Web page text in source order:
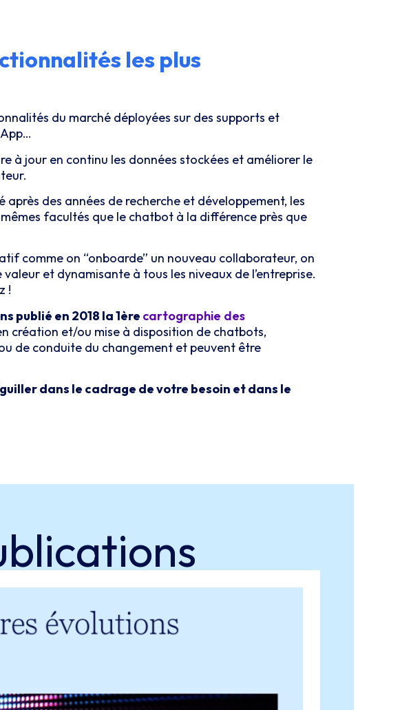
les plus
du marché déployées sur des supports et
à jour en continu les données stockées et améliorer le
après des années de recherche et développement, les
facultés que le chatbot à la différence près que
comme on “onboarde” un nouveau collaborateur, on
et dynamisante à tous les niveaux de l’entreprise.
!
publié en 2018 la 1ère cartographie des
création et/ou mise à disposition de chatbots,
de conduite du changement et peuvent être
dans le cadrage de votre besoin et dans le